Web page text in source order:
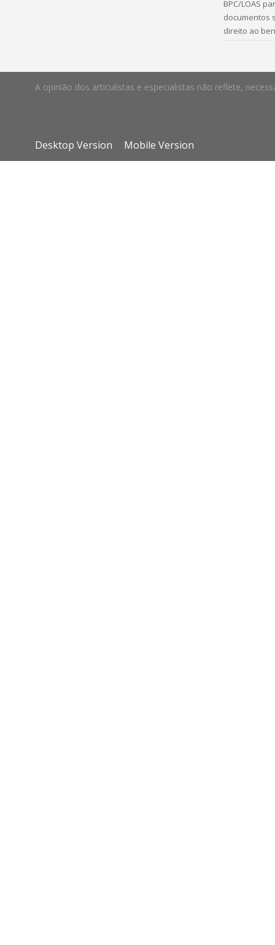
BPC/LOAS
documentos
direito ao
A opinião dos articulistas e especialistas não reflete,
Desktop Version Mobile Version